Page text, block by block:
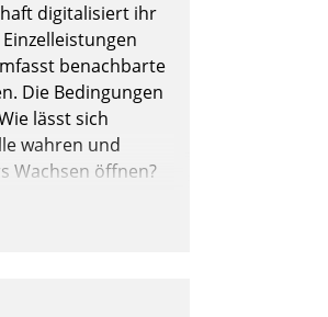
digitalisiert ihr
benachbarte
Die Bedingungen
lässt sich
wahren und
Wachsen öffnen?